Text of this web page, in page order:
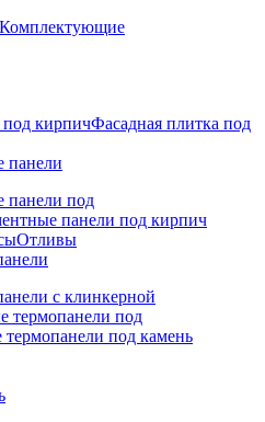
Комплектующие
под кирпичФасадная плитка под
панели
панели под
панели под кирпич
Отливы
с клинкерной
термопанели под
под камень